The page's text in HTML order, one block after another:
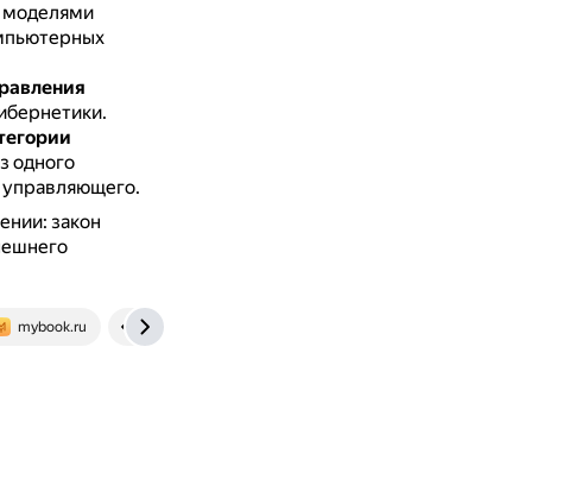
моделями
одного
управляющего.
закон
mybook.ru trends.rbc.ru